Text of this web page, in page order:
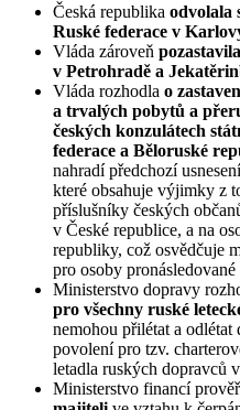
Česká republika odvolala
Ruské federace v
Vláda zároveň
v Petrohradě a
Vláda rozhodla o
a trvalých pobytů a
českých konzulátech
federace a Běloruské
nahradí předchozí
které obsahuje výjimky z
příslušníky českých
v České republice, a na
republiky, což osvědčuje
pro osoby
Ministerstvo dopravy
pro všechny ruské
nemohou přilétat a
povolení pro tzv.
letadla ruských dopravců
Ministerstvo financí